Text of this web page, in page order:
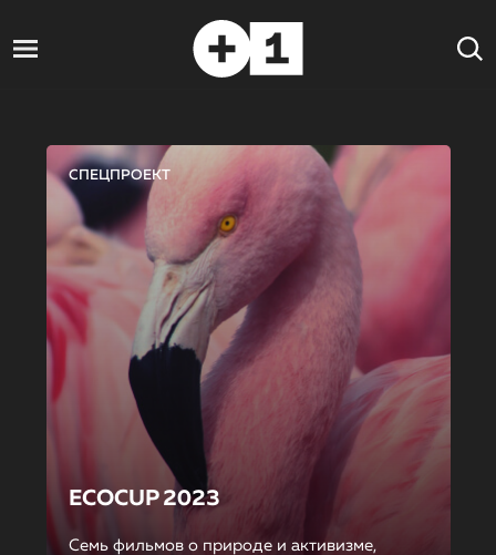
СПЕЦПРОЕКТ
ECOCUP 2023
Семь фильмов о природе и активизме,